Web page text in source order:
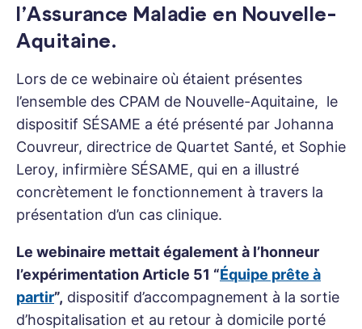
l’Assurance Maladie en Nouvelle-
Aquitaine.
Lors de ce webinaire où étaient présentes
l’ensemble des CPAM de Nouvelle-Aquitaine, le
dispositif SÉSAME a été présenté par Johanna
Couvreur, directrice de Quartet Santé, et Sophie
Leroy, infirmière SÉSAME, qui en a illustré
concrètement le fonctionnement à travers la
présentation d’un cas clinique.
Le webinaire mettait également à l’honneur
l’expérimentation Article 51 “Équipe prête à
partir”, dispositif d’accompagnement à la sortie
d’hospitalisation et au retour à domicile porté